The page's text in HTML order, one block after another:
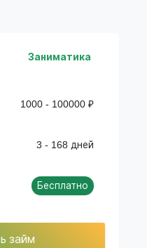
Заниматика
1000 - 100000 ₽
3 - 168 дней
Бесплатно
займ